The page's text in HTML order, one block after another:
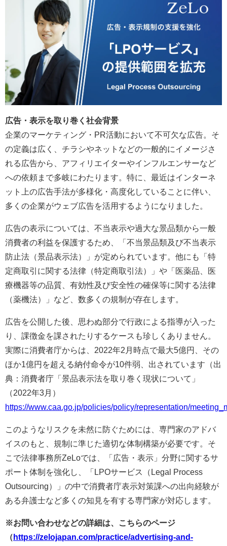
広告・表示を取り巻く社会背景
企業のマーケティング・PR活動において不可欠な広告。そ
の定義は広く、チラシやネットなどの一般的にイメージさ
れる広告から、アフィリエイターやインフルエンサーなど
への依頼まで多岐にわたります。特に、最近はインターネ
ット上の広告手法が多様化・高度化していることに伴い、
多くの企業がウェブ広告を活用するようになりました。
広告の表示については、不当表示や過大な景品類から一般
消費者の利益を保護するため、「不当景品類及び不当表示
防止法（景品表示法）」が定められています。他にも「特
定商取引に関する法律（特定商取引法）」や「医薬品、医
療機器等の品質、有効性及び安全性の確保等に関する法律
（薬機法）」など、数多くの規制が存在します。
広告を公開した後、思わぬ部分で行政による指導が入った
り、課徴金を課されたりするケースも珍しくありません。
実際に消費者庁からは、2022年2月時点で最大5億円、その
ほか1億円を超える納付命令が10件弱、出されています（出
典：消費者庁「景品表示法を取り巻く現状について」
（2022年3月）
https://www.caa.go.jp/policies/policy/representation/
このようなリスクを未然に防ぐためには、専門家のアドバ
イスのもと、規制に準じた適切な体制構築が必要です。そ
こで法律事務所ZeLoでは、「広告・表示」分野に関するサ
ポート体制を強化し、「LPOサービス（Legal Process
Outsourcing）」の中で消費者庁表示対策課への出向経験が
ある弁護士など多くの知見を有する専門家が対応します。
※お問い合わせなどの詳細は、こちらのページ
（ https://zelojapan.com/practice/advertising-and-